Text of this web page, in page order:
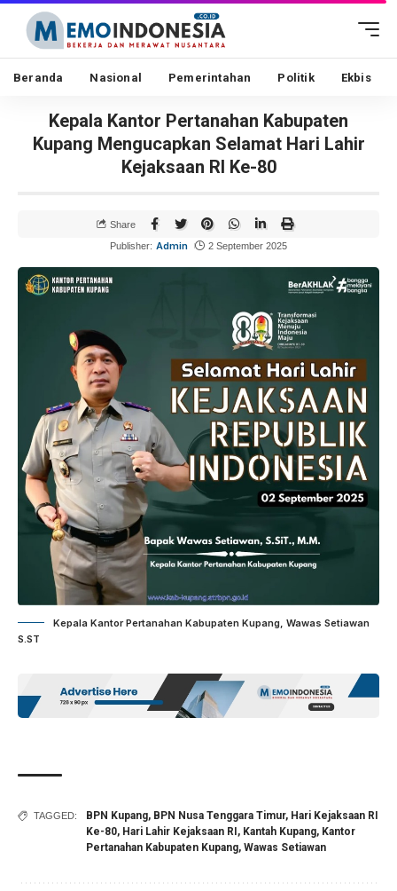
Beranda Nasional Pemerintahan Politik Ekbis
Kepala Kantor Pertanahan Kabupaten
Kupang Mengucapkan Selamat Hari Lahir
Kejaksaan RI Ke-80
Publisher: Admin 2 September 2025
Share
Kepala Kantor Pertanahan Kabupaten Kupang, Wawas Setiawan
S.ST
TAGGED: BPN Kupang, BPN Nusa Tenggara Timur, Hari Kejaksaan RI
Ke-80, Hari Lahir Kejaksaan RI , Kantah Kupang, Kantor
Pertanahan Kabupaten Kupang, Wawas Setiawan